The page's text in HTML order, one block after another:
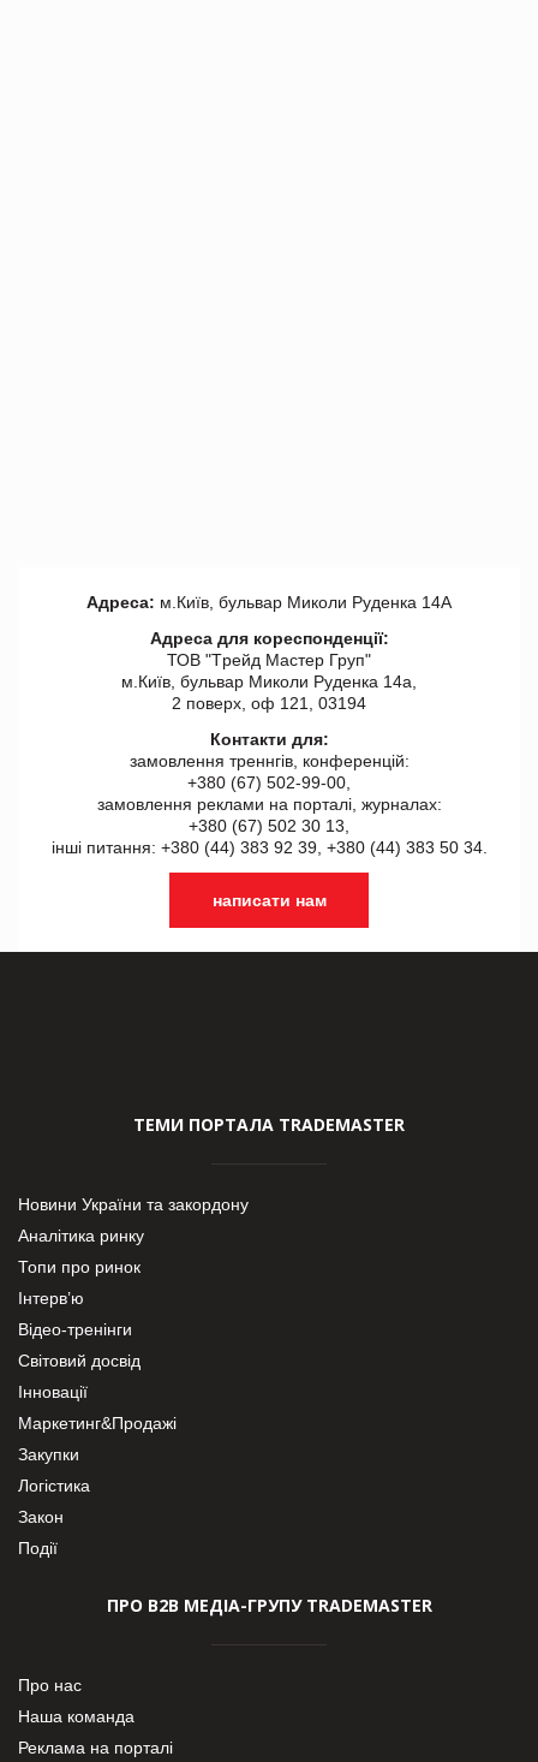
Адреса: м.Київ, бульвар Миколи Руденка 14А
Адреса для кореспонденції:
ТОВ "Tрейд Мастер Груп"
м.Київ, бульвар Миколи Руденка 14а,
2 поверх, оф 121, 03194
Контакти для:
замовлення треннгів, конференцій:
+380 (67) 502-99-00,
замовлення реклами на порталі, журналах:
+380 (67) 502 30 13,
інші питання: +380 (44) 383 92 39, +380 (44) 383 50 34.
написати нам
ТЕМИ ПОРТАЛА TRADEMASTER
Новини України та закордону
Аналітика ринку
Топи про ринок
Інтерв’ю
Відео-тренінги
Світовий досвід
Інновації
Маркетинг&Продажі
Закупки
Логістика
Закон
Події
ПРО В2В МЕДІА-ГРУПУ TRADEMASTER
Про нас
Наша команда
Реклама на порталі